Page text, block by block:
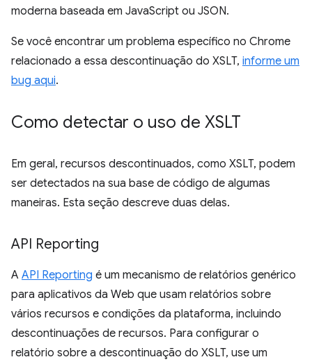
moderna baseada em JavaScript ou JSON.
Se você encontrar um problema específico no Chrome
relacionado a essa descontinuação do XSLT, informe um
bug aqui.
Como detectar o uso de XSLT
Em geral, recursos descontinuados, como XSLT, podem
ser detectados na sua base de código de algumas
maneiras. Esta seção descreve duas delas.
API Reporting
A API Reporting é um mecanismo de relatórios genérico
para aplicativos da Web que usam relatórios sobre
vários recursos e condições da plataforma, incluindo
descontinuações de recursos. Para configurar o
relatório sobre a descontinuação do XSLT, use um